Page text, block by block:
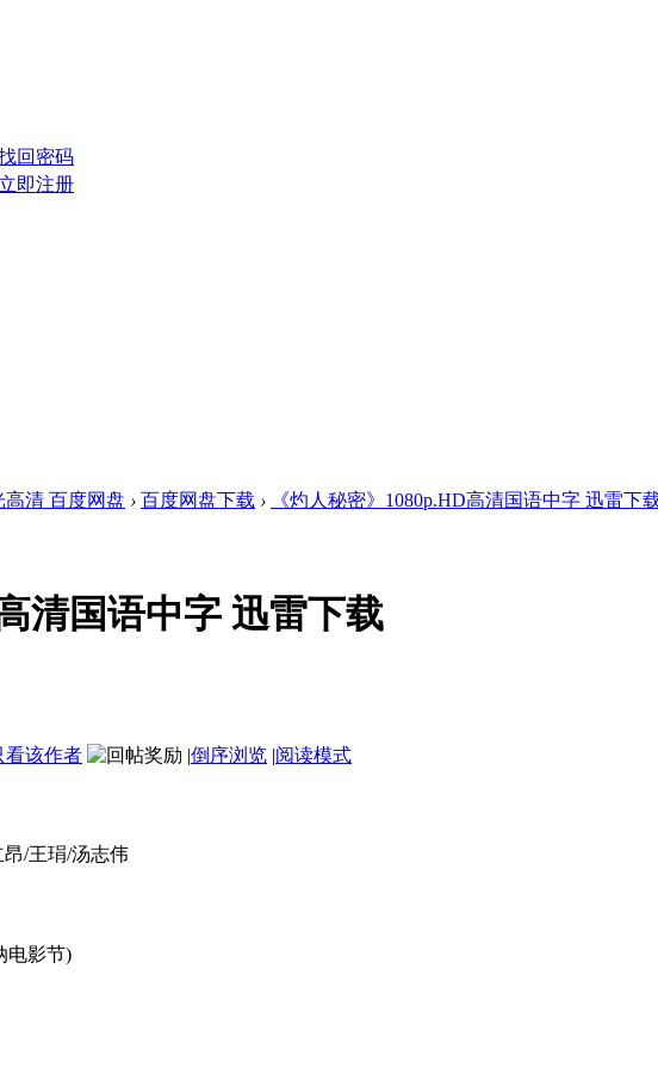
回密码
立即注册
高清 百度网盘 › 百度网盘下载 ›
《灼人秘密》1080p.HD高清国语中字 迅雷下
清国语中字 迅雷下载
看该作者 |倒序浏览 |阅读模式
/王琄/汤志伟
电影节)